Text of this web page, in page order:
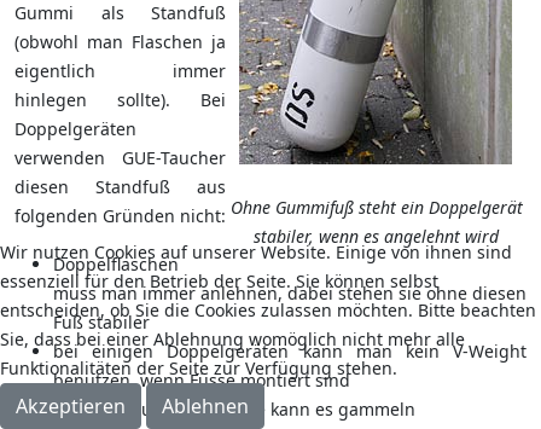
Ohne Gummifuß steht ein Doppelgerät
stabiler, wenn es angelehnt wird
Gummi als Standfuß
(obwohl man Flaschen ja
eigentlich immer
hinlegen sollte). Bei
Doppelgeräten
verwenden GUE-Taucher
diesen Standfuß aus
folgenden Gründen nicht:
Doppelflaschen
muss man immer anlehnen, dabei stehen sie ohne diesen
Fuß stabiler
bei einigen Doppelgeräten kann man kein V-Weight
benutzen, wenn Füsse montiert sind
zwischen Fuß und Flasche kann es gammeln
Wir nutzen Cookies auf unserer Website. Einige von ihnen sind
essenziell für den Betrieb der Seite. Sie können selbst
entscheiden, ob Sie die Cookies zulassen möchten. Bitte beachten
Sie, dass bei einer Ablehnung womöglich nicht mehr alle
Funktionalitäten der Seite zur Verfügung stehen.
Akzeptieren Ablehnen